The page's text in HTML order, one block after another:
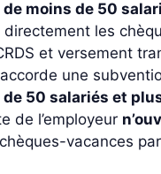
moins de 50
directement les
et versement
une
50 salariés et
de l’employeur
vacances